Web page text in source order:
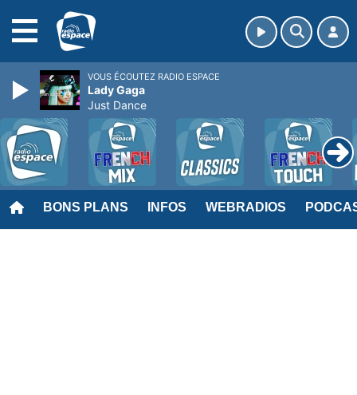
BONS PLANS INFOS WEBRADIOS
VOUS ÉCOUTEZ RADIO ESPACE
Lady Gaga
Just Dance